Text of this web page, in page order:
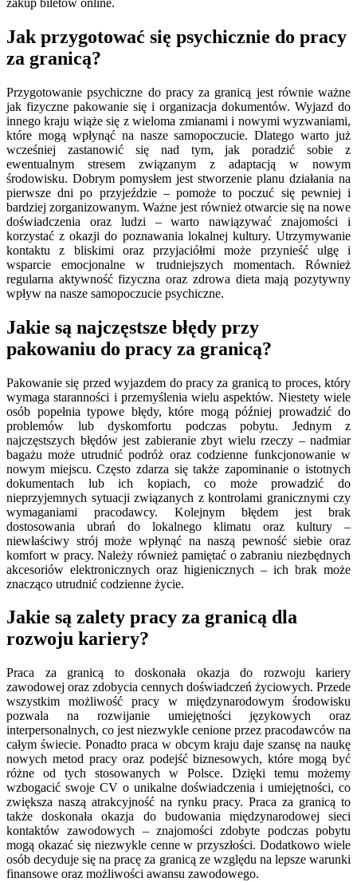
Jak przygotować się psychicznie do pracy
za granicą?
Przygotowanie psychiczne do pracy za granicą jest równie ważne
jak fizyczne pakowanie się i organizacja dokumentów. Wyjazd do
innego kraju wiąże się z wieloma zmianami i nowymi wyzwaniami,
które mogą wpłynąć na nasze samopoczucie. Dlatego warto już
wcześniej zastanowić się nad tym, jak poradzić sobie z
ewentualnym stresem związanym z adaptacją w nowym
środowisku. Dobrym pomysłem jest stworzenie planu działania na
pierwsze dni po przyjeździe – pomoże to poczuć się pewniej i
bardziej zorganizowanym. Ważne jest również otwarcie się na nowe
doświadczenia oraz ludzi – warto nawiązywać znajomości i
korzystać z okazji do poznawania lokalnej kultury. Utrzymywanie
kontaktu z bliskimi oraz przyjaciółmi może przynieść ulgę i
wsparcie emocjonalne w trudniejszych momentach. Również
regularna aktywność fizyczna oraz zdrowa dieta mają pozytywny
wpływ na nasze samopoczucie psychiczne.
Jakie są najczęstsze błędy przy
pakowaniu do pracy za granicą?
Pakowanie się przed wyjazdem do pracy za granicą to proces, który
wymaga staranności i przemyślenia wielu aspektów. Niestety wiele
osób popełnia typowe błędy, które mogą później prowadzić do
problemów lub dyskomfortu podczas pobytu. Jednym z
najczęstszych błędów jest zabieranie zbyt wielu rzeczy – nadmiar
bagażu może utrudnić podróż oraz codzienne funkcjonowanie w
nowym miejscu. Często zdarza się także zapominanie o istotnych
dokumentach lub ich kopiach, co może prowadzić do
nieprzyjemnych sytuacji związanych z kontrolami granicznymi czy
wymaganiami pracodawcy. Kolejnym błędem jest brak
dostosowania ubrań do lokalnego klimatu oraz kultury –
niewłaściwy strój może wpłynąć na naszą pewność siebie oraz
komfort w pracy. Należy również pamiętać o zabraniu niezbędnych
akcesoriów elektronicznych oraz higienicznych – ich brak może
znacząco utrudnić codzienne życie.
Jakie są zalety pracy za granicą dla
rozwoju kariery?
Praca za granicą to doskonała okazja do rozwoju kariery
zawodowej oraz zdobycia cennych doświadczeń życiowych. Przede
wszystkim możliwość pracy w międzynarodowym środowisku
pozwala na rozwijanie umiejętności językowych oraz
interpersonalnych, co jest niezwykle cenione przez pracodawców na
całym świecie. Ponadto praca w obcym kraju daje szansę na naukę
nowych metod pracy oraz podejść biznesowych, które mogą być
różne od tych stosowanych w Polsce. Dzięki temu możemy
wzbogacić swoje CV o unikalne doświadczenia i umiejętności, co
zwiększa naszą atrakcyjność na rynku pracy. Praca za granicą to
także doskonała okazja do budowania międzynarodowej sieci
kontaktów zawodowych – znajomości zdobyte podczas pobytu
mogą okazać się niezwykle cenne w przyszłości. Dodatkowo wiele
osób decyduje się na pracę za granicą ze względu na lepsze warunki
finansowe oraz możliwości awansu zawodowego.